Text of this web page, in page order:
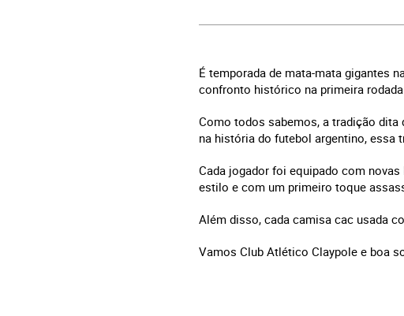
É temporada de mata-mata gigantes
confronto histórico na primeira
Como todos sabemos, a tradição
na história do futebol argentino, essa
Cada jogador foi equipado com
estilo e com um primeiro toque
Além disso, cada camisa cac usada
Vamos Club Atlético Claypole e boa